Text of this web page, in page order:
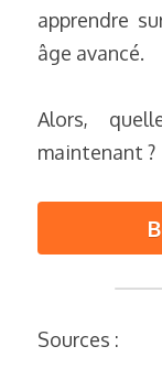
apprendre
âge avancé.
Alors,
maintenant ?
Sources :